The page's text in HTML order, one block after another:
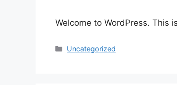
Welcome to WordPress. This
Kategorien
Uncategorized